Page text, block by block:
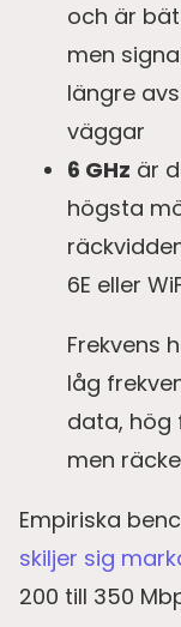
och är
men
längre
väggar
6 GHz är
högsta
6E eller
Frekvens
låg
data, hög
men
Empiriska
skiljer sig
200 till 350